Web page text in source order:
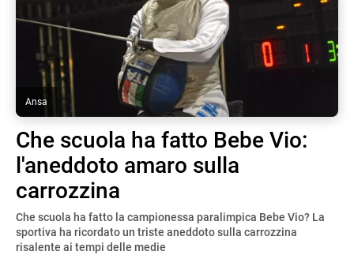
Ansa
Che scuola ha fatto Bebe Vio:
l'aneddoto amaro sulla
carrozzina
Che scuola ha fatto la campionessa paralimpica Bebe Vio? La
sportiva ha ricordato un triste aneddoto sulla carrozzina
risalente ai tempi delle medie